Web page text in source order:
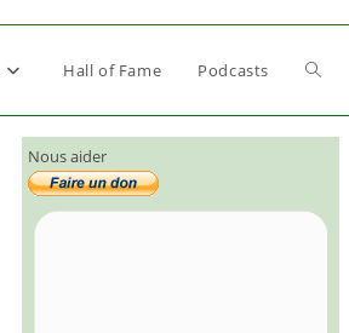
Hall of Fame Podcasts Toggle
Nous aider